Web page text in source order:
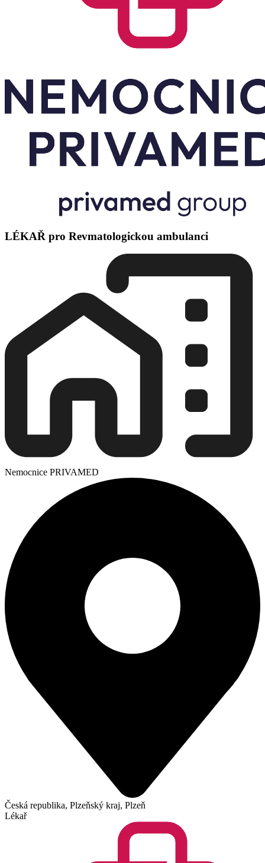
LÉKAŘ pro Revmatologickou ambulanci
Nemocnice PRIVAMED
Česká republika, Plzeňský kraj, Plzeň
Lékař